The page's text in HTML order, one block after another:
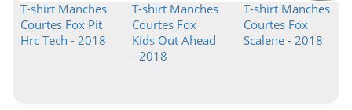
T-shirt Manches
Courtes Fox Pit
Hrc Tech - 2018
T-shirt Manches
Courtes Fox
Kids Out Ahead
- 2018
T-shirt Manches
Courtes Fox
Scalene - 2018